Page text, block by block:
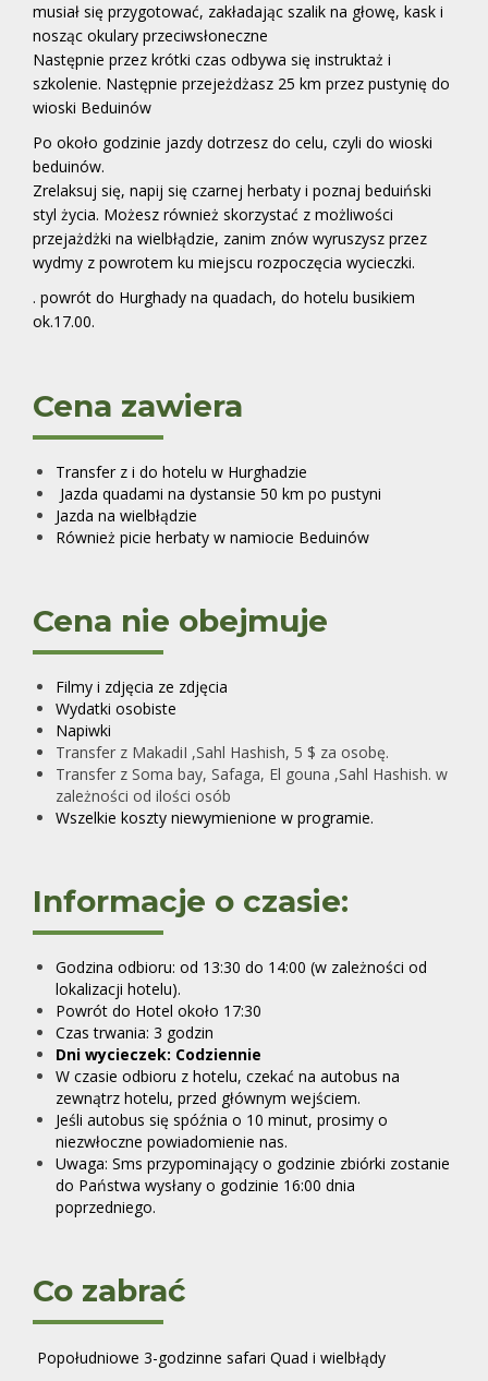
musiał się przygotować, zakładając szalik na głowę, kask i
nosząc okulary przeciwsłoneczne
Następnie przez krótki czas odbywa się instruktaż i
szkolenie. Następnie przejeżdżasz 25 km przez pustynię do
wioski Beduinów
Po około godzinie jazdy dotrzesz do celu, czyli do wioski
beduinów.
Zrelaksuj się, napij się czarnej herbaty i poznaj beduiński
styl życia. Możesz również skorzystać z możliwości
przejażdżki na wielbłądzie, zanim znów wyruszysz przez
wydmy z powrotem ku miejscu rozpoczęcia wycieczki.
. powrót do Hurghady na quadach, do hotelu busikiem
ok.17.00.
Cena zawiera
Transfer z i do hotelu w Hurghadzie
Jazda quadami na dystansie 50 km po pustyni
Jazda na wielbłądzie
Również picie herbaty w namiocie Beduinów
Cena nie obejmuje
Filmy i zdjęcia ze zdjęcia
Wydatki osobiste
Napiwki
Transfer z MakadiI ,Sahl Hashish, 5 $ za osobę.
Transfer z Soma bay, Safaga, El gouna ,Sahl Hashish. w
zależności od ilości osób
Wszelkie koszty niewymienione w programie.
Informacje o czasie:
Godzina odbioru: od 13:30 do 14:00 (w zależności od
lokalizacji hotelu).
Powrót do Hotel około 17:30
Czas trwania: 3 godzin
Dni wycieczek: Codziennie
W czasie odbioru z hotelu, czekać na autobus na
zewnątrz hotelu, przed głównym wejściem.
Jeśli autobus się spóźnia o 10 minut, prosimy o
niezwłoczne powiadomienie nas.
Uwaga: Sms przypominający o godzinie zbiórki zostanie
do Państwa wysłany o godzinie 16:00 dnia
poprzedniego.
Co zabrać
Popołudniowe 3-godzinne safari Quad i wielbłądy